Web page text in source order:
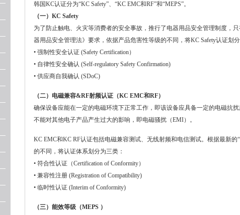
韩国KC认证分为“KC Safety”、“KC EMC和RF”和“MEPS”。
（一）KC Safety
为了防止触电、火灾等消费者的安全事故，推行了电器用品安全管理制度，
器用品安全管理法》要求，依据产品危害性等级的不同，将KC Safety认证划分
• 强制性安全认证 (Safety Certification）
• 自律性安全确认 (Self-regulatory Safety Confirmation)
• 供应商自我确认 (SDoC)
（二）电磁兼容&RF射频认证（KC EMC和RF）
确保设备应能在一定的电磁环境下正常工作，即该设备应具备一定的电磁抗
不能对其他电子产品产生过大的影响，即电磁骚扰（EMI）。
KC EMC和KC RF认证包括电磁兼容测试、无线射频和电信测试。根据最新
的不同，将认证体系划分为三类：
• 符合性认证（Certification of Conformity）
• 兼容性注册 (Registration of Compatibility)
• 临时性认证 (Interim of Conformity)
（三）能效等级（MEPS ）